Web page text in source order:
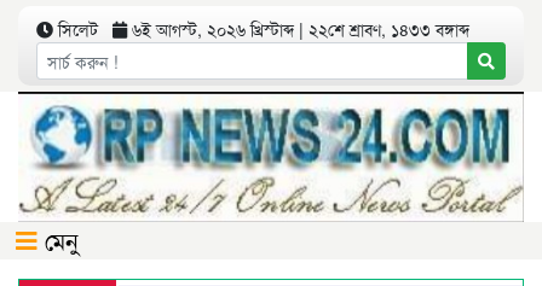
সিলেট ৬ই আগস্ট, ২০২৬ খ্রিস্টাব্দ | ২২শে শ্রাবণ, ১৪৩৩ বঙ্গাব্দ
মেনু